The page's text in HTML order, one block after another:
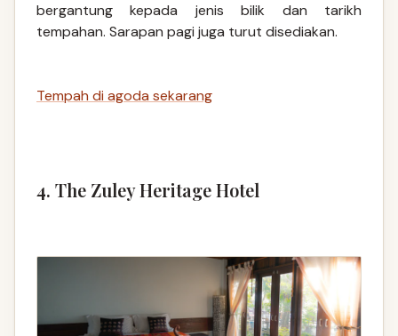
bergantung kepada jenis bilik dan tarikh
tempahan. Sarapan pagi juga turut disediakan.
Tempah di agoda sekarang
4. The Zuley Heritage Hotel